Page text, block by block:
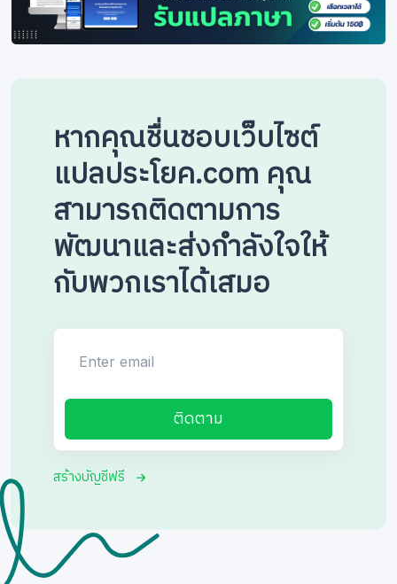
หากคุณชื่นชอบเว็บไซต์
แปลประโยค.com คุณ
สามารถติดตามการ
พัฒนาและส่งกำลังใจให้
กับพวกเราได้เสมอ
ติดตาม
สร้างบัญชีฟรี